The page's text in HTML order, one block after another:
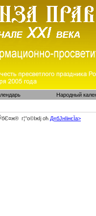
Народный
г¦°о©ІжІј оћ Д«бЈ­нІінєЇa>